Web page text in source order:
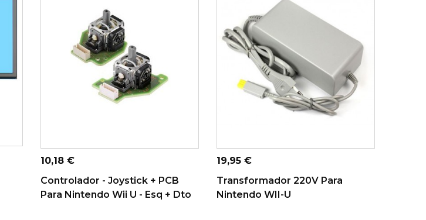
ADICIONAR AO CARRINHO
Preço
10,18 €
Controlador - Joystick + PCB
Para Nintendo Wii U - Esq + Dto
ADICIONAR AO CARRINHO
Preço
19,95 €
Transformador 220V Para
Nintendo WII-U